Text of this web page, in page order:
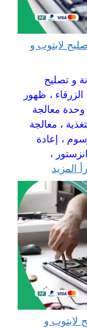
كمبيوتر الضباعية 65511033 تصليح لابتوب و
و تصليح
، ظهور
معالجة
، معالجة
، إعادة
،
المزيد
65511033 تصليح لابتوب و